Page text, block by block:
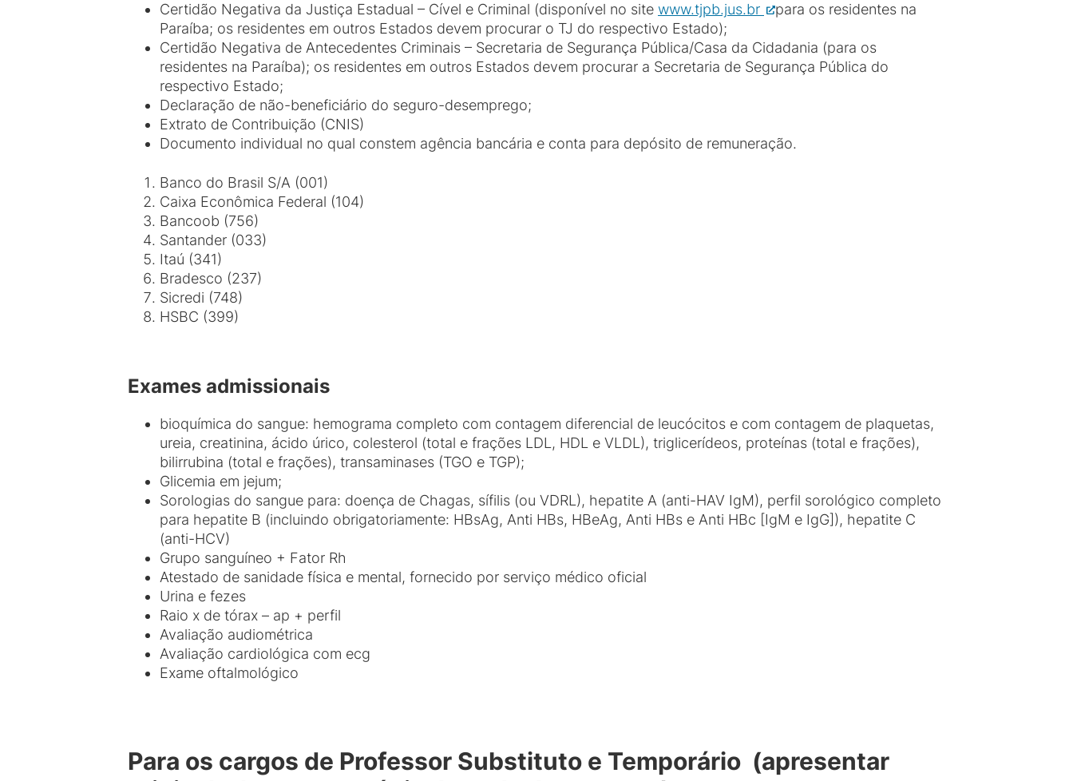
Certidão Negativa da Justiça Estadual – Cível e Criminal (disponível no site www.tjpb.jus.br
para os residentes na
Paraíba; os residentes em outros Estados devem procurar o TJ do respectivo Estado);
Certidão Negativa de Antecedentes Criminais – Secretaria de Segurança Pública/Casa da Cidadania (para os
residentes na Paraíba); os residentes em outros Estados devem procurar a Secretaria de Segurança Pública do
respectivo Estado;
Declaração de não-beneficiário do seguro-desemprego;
Extrato de Contribuição (CNIS)
Documento individual no qual constem agência bancária e conta para depósito de remuneração.
Banco do Brasil S/A (001)
Caixa Econômica Federal (104)
Bancoob (756)
Santander (033)
Itaú (341)
Bradesco (237)
Sicredi (748)
HSBC (399)
Exames admissionais
bioquímica do sangue: hemograma completo com contagem diferencial de leucócitos e com contagem de plaquetas,
ureia, creatinina, ácido úrico, colesterol (total e frações LDL, HDL e VLDL), triglicerídeos, proteínas (total e frações),
bilirrubina (total e frações), transaminases (TGO e TGP);
Glicemia em jejum;
Sorologias do sangue para: doença de Chagas, sífilis (ou VDRL), hepatite A (anti-HAV IgM), perfil sorológico completo
para hepatite B (incluindo obrigatoriamente: HBsAg, Anti HBs, HBeAg, Anti HBs e Anti HBc [IgM e IgG]), hepatite C
(anti-HCV)
Grupo sanguíneo + Fator Rh
Atestado de sanidade física e mental, fornecido por serviço médico oficial
Urina e fezes
Raio x de tórax – ap + perfil
Avaliação audiométrica
Avaliação cardiológica com ecg
Exame oftalmológico
Para os cargos de Professor Substituto e Temporário (apresentar